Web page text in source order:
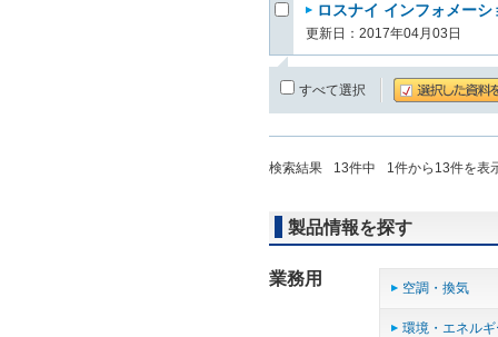
ロスナイ インフォメー
更新日：2017年04月03日
すべて選択
検索結果 13件中 1件から 13件を表
製品情報を探す
業務用 空調・換気
環境・エネル